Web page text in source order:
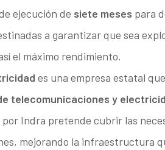
ejecución de siete meses para
a garantizar que sea
el máximo rendimiento.
es una empresa estatal
telecomunicaciones y
Indra pretende cubrir las
mejorando la infraestructura